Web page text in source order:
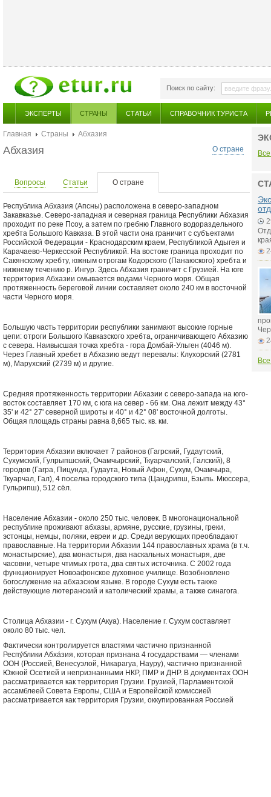
Поиск по сайту:
ЭКСПЕРТЫ СТРАНЫ СТАТЬИ СПРАВОЧНИК ТУРИСТА
Главная Страны
Абхазия
О стране
Абхазия
Вопросы Статьи О стране
Республика Абхазия (Апсны) расположена в северо-западном
Закавказье. Северо-западная и северная граница Республики Абхазия
проходит по реке Псоу, а затем по гребню Главного водораздельного
хребта Большого Кавказа. В этой части она граничит с субъектами
Российской Федерации - Краснодарским краем, Республикой Адыгея и
Карачаево-Черкесской Республикой. На востоке граница проходит по
Сакянскому хребту, южным отрогам Кодорского (Панаюского) хребта и
нижнему течению р. Ингур. Здесь Абхазия граничит с Грузией. На юге
территория Абхазии омывается водами Черного моря. Общая
протяженность береговой линии составляет около 240 км в восточной
части Черного моря.
Большую часть территории республики занимают высокие горные
цепи: отроги Большого Кавказского хребта, ограничивающего Абхазию
с севера. Наивысшая точка хребта - гора Домбай-Ульген (4046 м).
Через Главный хребет в Абхазию ведут перевалы: Клухорский (2781
м), Марухский (2739 м) и другие.
Средняя протяженность территории Абхазии с северо-запада на юго-
восток составляет 170 км, с юга на север - 66 км. Она лежит между 43°
35' и 42° 27' северной широты и 40° и 42° 08' восточной долготы.
Общая площадь страны равна 8,665 тыс. кв. км.
Территория Абхазии включает 7 районов (Гагрский, Гудаутский,
Сухумский, Гулрыпшский, Очамчырский, Ткуарчалский, Галский), 8
городов (Гагра, Пицунда, Гудаута, Новый Афон, Сухум, Очамчыра,
Ткуарчал, Гал), 4 поселка городского типа (Цандрипш, Бзыпь. Мюссера,
Гульрипш), 512 сёл.
Население Абхазии - около 250 тыс. человек. В многонациональной
республике проживают абхазы, армяне, русские, грузины, греки,
эстонцы, немцы, поляки, евреи и др. Среди верующих преобладают
православные. На территории Абхазии 144 православных храма (в т.ч.
монастырские), два монастыря, два наскальных монастыря, две
часовни, четыре чтимых грота, два святых источника. С 2002 года
функционирует Новоафонское духовное училище. Возобновлено
богослужение на абхазском языке. В городе Сухум есть также
действующие лютеранский и католический храмы, а также синагога.
Столица Абхазии - г. Сухум (Акуа). Население г. Сухум составляет
около 80 тыс. чел.
Фактически контролируется властями частично признанной
Респу́блики Абха́зия, которая признана 4 государствами — членами
ООН (Россией, Венесуэлой, Никарагуа, Науру), частично признанной
Южной Осетией и непризнанными НКР, ПМР и ДНР. В документах ООН
рассматривается как территория Грузии. Грузией, Парламентской
ассамблеей Совета Европы, США и Европейской комиссией
рассматривается как территория Грузии, оккупированная Россией